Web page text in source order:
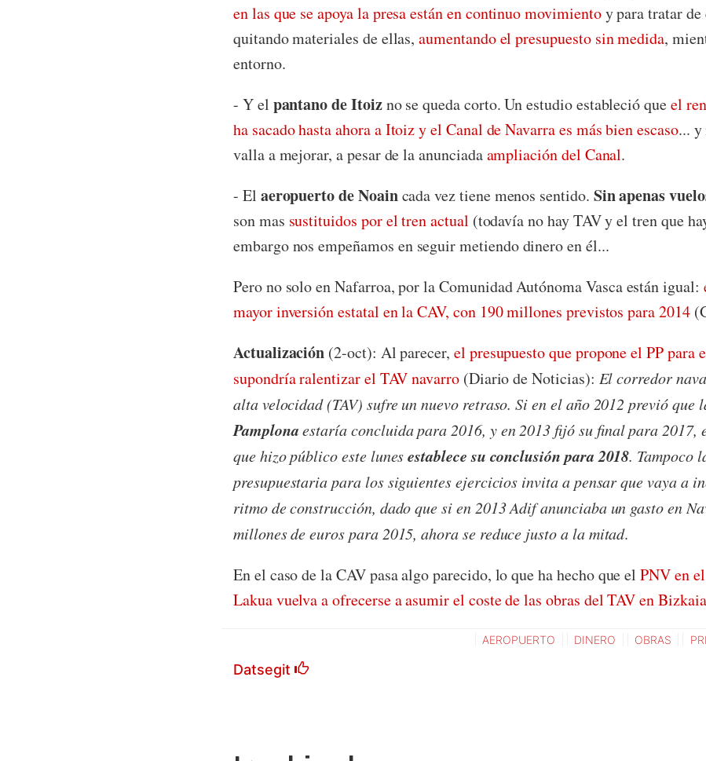
en las que se apoya la presa están en continuo movimientoy para tratar
quitando materiales de ellas,aumentando el presupuesto sin medida,
entorno.
- Y el pantano de Itoizno se queda corto. Un estudio estableció queel
ha sacado hasta ahora a Itoiz y el Canal de Navarra es más bien escaso... y
valla a mejorar, a pesar de la anunciadaampliación del Canal.
- El aeropuerto de Noaincada vez tiene menos sentido. Sin apenas
son mas sustituidos por el tren actual (todavía no hay TAV y el tren que
embargo nos empeñamos en seguir metiendo dinero en él...
Pero no solo en Nafarroa, por la Comunidad Autónoma Vasca están igual:
mayor inversión estatal en la CAV, con 190 millones previstos para 2014
Actualización (2-oct): Al parecer, el presupuesto que propone el PP para
supondría ralentizar el TAV navarro(Diario de Noticias): El corredor
alta velocidad (TAV) sufre un nuevo retraso. Si en el año 2012 previó que
Pamplonaestaría concluida para 2016, y en 2013 fijó su final para 2017,
que hizo público este lunesestablece su conclusión para 2018. Tampoco
presupuestaria para los siguientes ejercicios invita a pensar que vaya a
ritmo de construcción, dado que si en 2013 Adif anunciaba un gasto en
millones de euros para 2015, ahora se reduce justo a la mitad.
En el caso de la CAV pasa algo parecido, lo que ha hecho que elPNV en
Lakua vuelva a ofrecerse a asumir el coste de las obras del TAV en
Datsegit
AEROPUERTO DINERO OBRAS